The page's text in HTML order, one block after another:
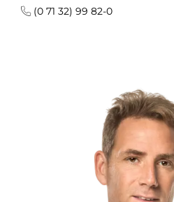
(0 71 32) 99 82-0